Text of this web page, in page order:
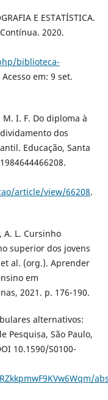
E ESTATÍSTICA.
2020.
biblioteca-
Acesso em: 9 set.
M. I. F. Do diploma à
dos
Educação, Santa
article/view/66208.
A. L. Cursinho
superior dos jovens
al. (org.). Aprender
em
2021. p. 176-190.
alternativos:
Pesquisa, São Paulo,
10.1590/S0100-